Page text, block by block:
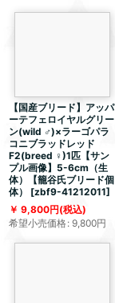
【国産ブリード】アッパ
ーテフェロイヤルグリー
ン(wild ♂)×ラーゴパラ
コニブラッドレッド
F2(breed ♀)1匹【サン
プル画像】5-6cm（生
体）【籠谷氏ブリード個
体）
[zbf9-41212011]
9,800円(税込)
希望小売価格: 9,800円